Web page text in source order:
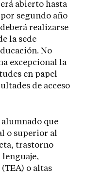
abierto hasta
segundo año
realizarse
la sede
No
excepcional la
en papel
de acceso
que
o superior al
trastorno
lenguaje,
o altas